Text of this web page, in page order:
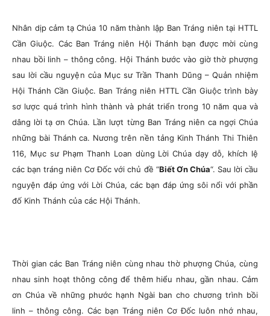
Nhân dịp cảm tạ Chúa 10 năm thành lập Ban Tráng niên tại HTTL
Cần Giuộc. Các Ban Tráng niên Hội Thánh bạn được mời cùng
nhau bồi linh – thông công. Hội Thánh bước vào giờ thờ phượng
sau lời cầu nguyện của Mục sư Trần Thanh Dũng – Quản nhiệm
Hội Thánh Cần Giuộc. Ban Tráng niên HTTL Cần Giuộc trình bày
sơ lược quá trình hình thành và phát triển trong 10 năm qua và
dâng lời tạ ơn Chúa. Lần lượt từng Ban Tráng niên ca ngợi Chúa
những bài Thánh ca. Nương trên nền tảng Kinh Thánh Thi Thiên
116, Mục sư Phạm Thanh Loan dùng Lời Chúa dạy dỗ, khích lệ
các bạn tráng niên Cơ Đốc với chủ đề “Biết Ơn Chúa“. Sau lời cầu
nguyện đáp ứng với Lời Chúa, các bạn đáp ứng sôi nổi với phần
đố Kinh Thánh của các Hội Thánh.
Thời gian các Ban Tráng niên cùng nhau thờ phượng Chúa, cùng
nhau sinh hoạt thông công để thêm hiểu nhau, gần nhau. Cảm
ơn Chúa về những phước hạnh Ngài ban cho chương trình bồi
linh – thông công. Các bạn Tráng niên Cơ Đốc luôn nhớ nhau,